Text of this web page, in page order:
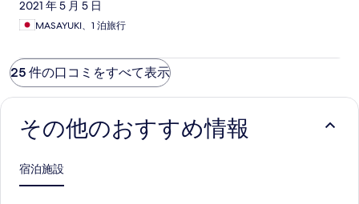
2021 年 5 月 5 日
MASAYUKI、1 泊旅行
25 件の口コミをすべて表示
その他のおすすめ情報
宿泊施設